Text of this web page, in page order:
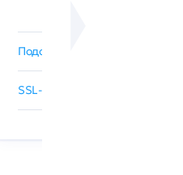
Подобрать SSL-сертификат
SSL-сертификаты GlobalSign